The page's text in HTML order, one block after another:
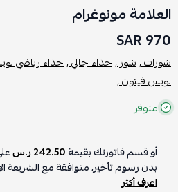
العلامة مونوغرام
970 SAR
شوزات ,شوز ,حذاء جالي ,حذاء رياضي
لويس فيتون ,
متوفر
أو قسم فاتورتك بقيمة242.50 ر.س
بدون رسوم تأخير، متوافقة مع الشريعة
اعرف أكثر